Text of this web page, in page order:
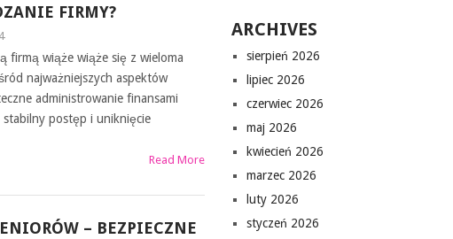
FIRMY?
firmą wiąże wiąże się z wieloma
najważniejszych aspektów
administrowanie finansami
postęp i uniknięcie
Read More
– BEZPIECZNE
ARCHIVES
sierpień 2026
lipiec 2026
czerwiec 2026
maj 2026
kwiecień 2026
marzec 2026
luty 2026
styczeń 2026